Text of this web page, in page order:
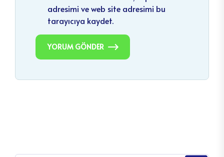
adresimi ve web site adresimi bu
tarayıcıya kaydet.
YORUM GÖNDER